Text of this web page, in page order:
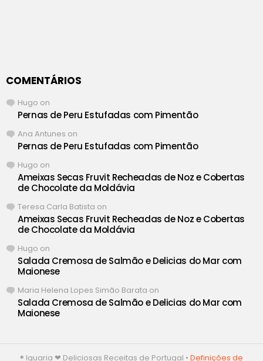
COMENTÁRIOS
Hugo on
Pernas de Peru Estufadas com Pimentão
Ana Antunes on
Pernas de Peru Estufadas com Pimentão
Hugo on
Ameixas Secas Fruvit Recheadas de Noz e Cobertas
de Chocolate da Moldávia
Teresa Carla Batista on
Ameixas Secas Fruvit Recheadas de Noz e Cobertas
de Chocolate da Moldávia
Hugo on
Salada Cremosa de Salmão e Delicias do Mar com
Maionese
Maria Helena Lopes Simão Barata on
Salada Cremosa de Salmão e Delicias do Mar com
Maionese
® Iguaria ❤ Deliciosas Receitas de Portugal • Definições de